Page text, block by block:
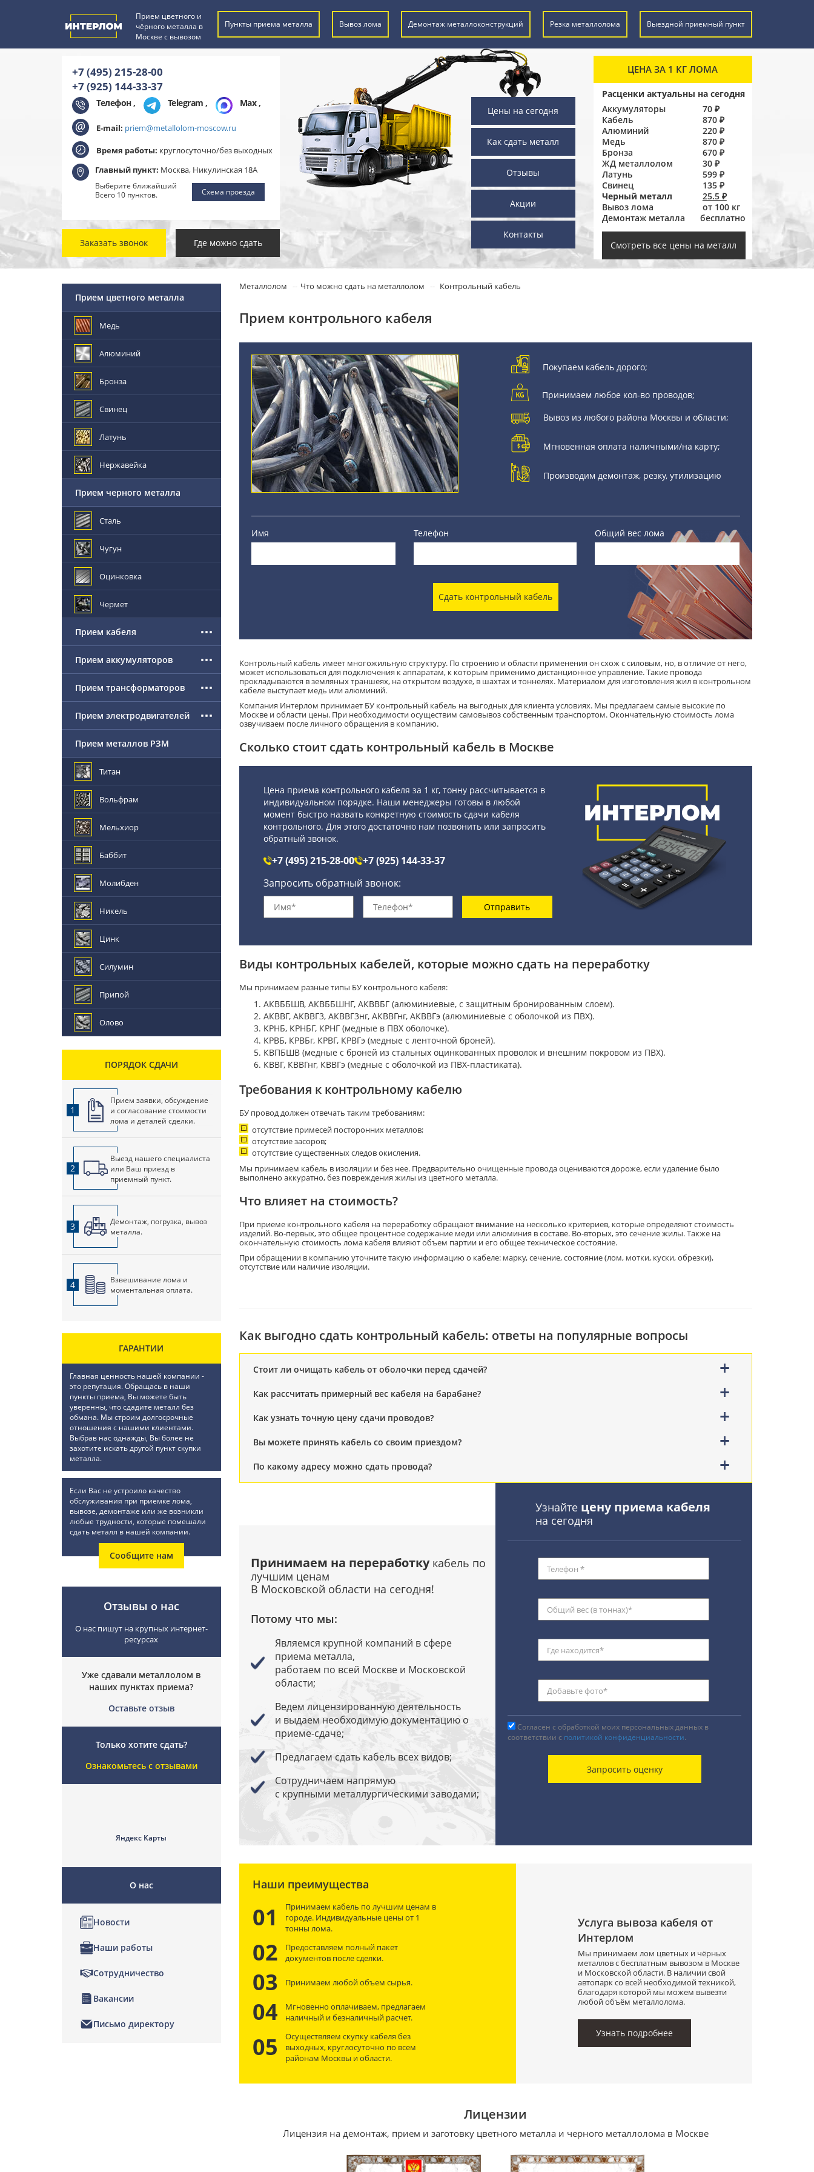
Прием цветного и
чёрного металла в
Москве с вывозом
Пункты приема металла Вывоз лома Демонтаж металлоконструкций Резка металлолома Выездной приемный пункт
+7 (495) 215-28-00
+7 (925) 144-33-37
Телефон , Telegram , Max,
E-mail: priem@metallolom-moscow.ru
Время работы: круглосуточно/без выходных
Главный пункт: Москва, Никулинская 18А
Выберите ближайший
Всего 10 пунктов.
Схема проезда
Заказать звонок Где можно сдать
ЦЕНА ЗА 1 КГ ЛОМА
Расценки актуальны на сегодня
Аккумуляторы
70 ₽
Кабель
870 ₽
Алюминий
220 ₽
Медь
870 ₽
Бронза
670 ₽
ЖД металлолом
30 ₽
Латунь
599 ₽
Свинец
135 ₽
Черный металл
25.5 ₽
Вывоз лома
от 100 кг
Демонтаж металла
бесплатно
Смотреть все цены на металл
Цены на сегодня
Как сдать металл
Отзывы
Акции
Контакты
Металлолом Что можно сдать на металлолом Контрольный кабель
Прием контрольного кабеля
Покупаем кабель дорого;
Принимаем любое кол-во проводов;
Вывоз из любого района Москвы и области;
Мгновенная оплата наличными/на карту;
Производим демонтаж, резку, утилизацию
Имя Телефон Общий вес лома
Сдать контрольный кабель
Контрольный кабель имеет многожильную структуру. По строению и области применения он схож с силовым, но, в отличие от него,
может использоваться для подключения к аппаратам, к которым применимо дистанционное управление. Такие провода
прокладываются в земляных траншеях, на открытом воздухе, в шахтах и тоннелях. Материалом для изготовления жил в контрольном
кабеле выступает медь или алюминий.
Компания Интерлом принимает БУ контрольный кабель на выгодных для клиента условиях. Мы предлагаем самые высокие по
Москве и области цены. При необходимости осуществим самовывоз собственным транспортом. Окончательную стоимость лома
озвучиваем после личного обращения в компанию.
Сколько стоит сдать контрольный кабель в Москве
Цена приема контрольного кабеля за 1 кг, тонну рассчитывается в
индивидуальном порядке. Наши менеджеры готовы в любой
момент быстро назвать конкретную стоимость сдачи кабеля
контрольного. Для этого достаточно нам позвонить или запросить
обратный звонок.
+7 (495) 215-28-00
+7 (925) 144-33-37
Запросить обратный звонок:
Отправить
Виды контрольных кабелей, которые можно сдать на переработку
Мы принимаем разные типы БУ контрольного кабеля:
АКВББШВ, АКВББШНГ, АКВВБГ (алюминиевые, с защитным бронированным слоем).
АКВВГ, АКВВГ3, АКВВГ3нг, АКВВГнг, АКВВГэ (алюминиевые с оболочкой из ПВХ).
КРНБ, КРНБГ, КРНГ (медные в ПВХ оболочке).
КРВБ, КРВБг, КРВГ, КРВГэ (медные с ленточной броней).
КВПБШВ (медные с броней из стальных оцинкованных проволок и внешним покровом из ПВХ).
КВВГ, КВВГнг, КВВГэ (медные с оболочкой из ПВХ-пластиката).
Требования к контрольному кабелю
БУ провод должен отвечать таким требованиям:
отсутствие примесей посторонних металлов;
отсутствие засоров;
отсутствие существенных следов окисления.
Мы принимаем кабель в изоляции и без нее. Предварительно очищенные провода оцениваются дороже, если удаление было
выполнено аккуратно, без повреждения жилы из цветного металла.
Что влияет на стоимость?
При приеме контрольного кабеля на переработку обращают внимание на несколько критериев, которые определяют стоимость
изделий. Во-первых, это общее процентное содержание меди или алюминия в составе. Во-вторых, это сечение жилы. Также на
окончательную стоимость лома кабеля влияют объем партии и его общее техническое состояние.
При обращении в компанию уточните такую информацию о кабеле: марку, сечение, состояние (лом, мотки, куски, обрезки),
отсутствие или наличие изоляции.
Как выгодно сдать контрольный кабель: ответы на популярные вопросы
Стоит ли очищать кабель от оболочки перед сдачей?
Как рассчитать примерный вес кабеля на барабане?
Как узнать точную цену сдачи проводов?
Вы можете принять кабель со своим приездом?
По какому адресу можно сдать провода?
Принимаем на переработкукабель по
лучшим ценам
В Московской области на сегодня!
Потому что мы:
Являемся крупной компаний в сфере
приема металла,
работаем по всей Москве и Московской
области;
Ведем лицензированную деятельность
и выдаем необходимую документацию о
приеме-сдаче;
Предлагаем сдать кабель всех видов;
Сотрудничаем напрямую
с крупными металлургическими заводами;
Узнайте цену приема кабеля
на сегодня
Согласен с обработкой моих персональных данных в
соответствии с политикой конфиденциальности.
Наши преимущества
01
Принимаем кабель по лучшим ценам в
городе. Индивидуальные цены от 1
тонны лома.
02
Предоставляем полный пакет
документов после сделки.
03 Принимаем любой объем сырья.
04
Мгновенно оплачиваем, предлагаем
наличный и безналичный расчет.
05
Осуществляем скупку кабеля без
выходных, круглосуточно по всем
районам Москвы и области.
Услуга вывоза кабеля от
Интерлом
Мы принимаем лом цветных и чёрных
металлов с бесплатным вывозом в Москве
и Московской области. В наличии свой
автопарк со всей необходимой техникой,
благодаря которой мы можем вывезти
любой объём металлолома.
Узнать подробнее
Лицензии
Лицензия на демонтаж, прием и заготовку цветного металла и черного металлолома в Москве
Прием цветного металла
Медь
Алюминий
Бронза
Свинец
Латунь
Нержавейка
Прием черного металла
Сталь
Чугун
Оцинковка
Чермет
Прием кабеля
Прием аккумуляторов
Прием трансформаторов
Прием электродвигателей
Прием металлов РЗМ
Титан
Вольфрам
Мельхиор
Баббит
Молибден
Никель
Цинк
Силумин
Припой
Олово
ПОРЯДОК СДАЧИ
1
Прием заявки, обсуждение
и согласование стоимости
лома и деталей сделки.
2
Выезд нашего специалиста
или Ваш приезд в
приемный пункт.
3
Демонтаж, погрузка, вывоз
металла.
4
Взвешивание лома и
моментальная оплата.
ГАРАНТИИ
Главная ценность нашей компании -
это репутация. Обращась в наши
пункты приема, Вы можете быть
уверенны, что сдадите металл без
обмана. Мы строим долгосрочные
отношения с нашими клиентами.
Выбрав нас однажды, Вы более не
захотите искать другой пункт скупки
металла.
Если Вас не устроило качество
обслуживания при приемке лома,
вывозе, демонтаже или же возникли
любые трудности, которые помешали
сдать металл в нашей компании.
Сообщите нам
Отзывы о нас
О нас пишут на крупных интернет-
ресурсах
Уже сдавали металлолом в
наших пунктах приема?
Оставьте отзыв
Только хотите сдать?
Ознакомьтесь с отзывами
Яндекс Карты
О нас
Новости
Наши работы
Сотрудничество
Вакансии
Письмо директору